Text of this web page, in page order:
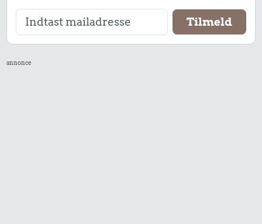
annonce